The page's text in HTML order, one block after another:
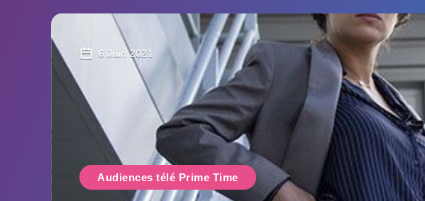
6 Juin 2021
Audiences télé Prime Time